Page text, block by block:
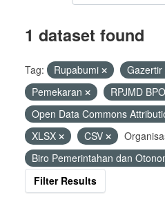
1 dataset found
Tag: Rupabumi Gazertir
Pemekaran
RPJMD
Open Data Commons
XLSX
CSV
Biro Pemerintahan dan
Filter Results